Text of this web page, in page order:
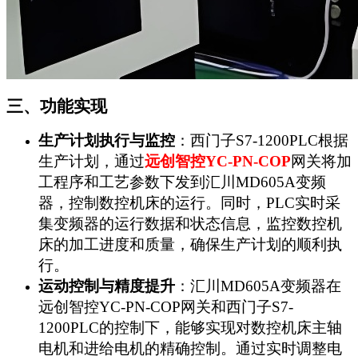
三、功能实现
生产计划执行与监控 ：西门子S7-1200PLC根据
生产计划，通过远创智控YC-PN-COP网关将加
工程序和工艺参数下发到汇川MD605A变频
器，控制数控机床的运行。同时，PLC实时采
集变频器的运行数据和状态信息，监控数控机
床的加工进度和质量，确保生产计划的顺利执
行。
运动控制与精度提升 ：汇川MD605A变频器在
远创智控YC-PN-COP网关和西门子S7-
1200PLC的控制下，能够实现对数控机床主轴
电机和进给电机的精确控制。通过实时调整电